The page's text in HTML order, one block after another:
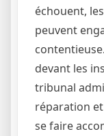
échouent,
peuvent
devant les
tribunal
réparation
se faire